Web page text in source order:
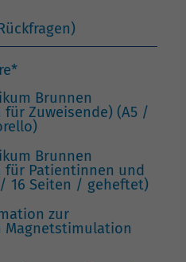
*
Brunnen
Zuweisende) (A5 /
Brunnen
Patientinnen und
16 Seiten / geheftet)
zur
Magnetstimulation